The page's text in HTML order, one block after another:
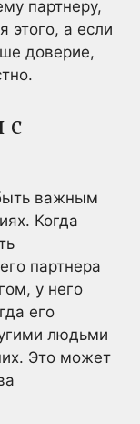
партнеру,
этого, а если
доверие,
с
важным
Когда
партнера
у него
его
людьми
Это может